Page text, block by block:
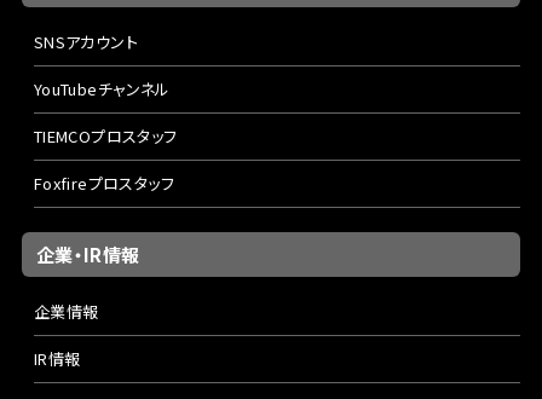
SNSアカウント
YouTubeチャンネル
TIEMCOプロスタッフ
Foxfireプロスタッフ
企業・IR情報
企業情報
IR情報